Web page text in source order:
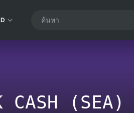
CASH (SEA)